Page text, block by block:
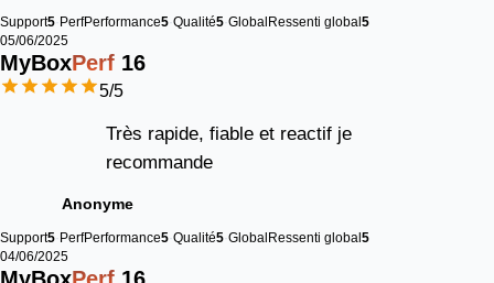
Support5 PerfPerformance5 Qualité5 GlobalRessenti global5
05/06/2025
MyBoxPerf 16
5/5
Très rapide, fiable et reactif je
recommande
Anonyme
Support5 PerfPerformance5 Qualité5 Global Ressenti global 5
04/06/2025